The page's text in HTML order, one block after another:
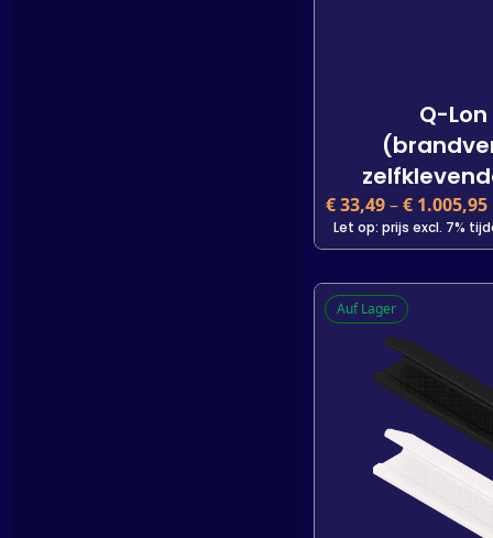
Q-Lon
€33,49–€1.005,95
Let op: prijs excl. 7%
Q-Lon
33,49 incl. BTW
Let op: prijs excl. 7%
25 m 450 m
-
Auf Lager